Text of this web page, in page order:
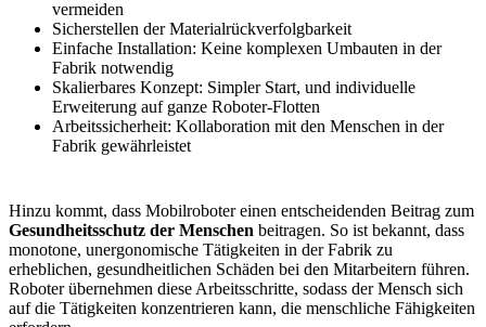
vermeiden
Sicherstellen der Materialrückverfolgbarkeit
Einfache Installation: Keine komplexen Umbauten in der
Fabrik notwendig
Skalierbares Konzept: Simpler Start, und individuelle
Erweiterung auf ganze Roboter-Flotten
Arbeitssicherheit: Kollaboration mit den Menschen in der
Fabrik gewährleistet
Hinzu kommt, dass Mobilroboter einen entscheidenden Beitrag zum
Gesundheitsschutz der Menschen beitragen. So ist bekannt, dass
monotone, unergonomische Tätigkeiten in der Fabrik zu
erheblichen, gesundheitlichen Schäden bei den Mitarbeitern führen.
Roboter übernehmen diese Arbeitsschritte, sodass der Mensch sich
auf die Tätigkeiten konzentrieren kann, die menschliche Fähigkeiten